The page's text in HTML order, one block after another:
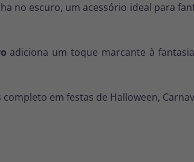
no escuro, um acessório ideal para
adiciona um toque marcante à
em festas de Halloween,